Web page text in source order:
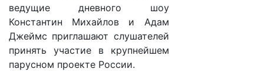
ведущие дневного шоу
Константин Михайлов и Адам
Джеймс приглашают слушателей
принять участие в крупнейшем
парусном проекте России.